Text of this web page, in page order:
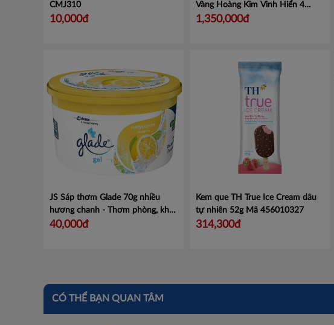
CMJ310
10,000đ
Vàng Hoàng Kim Vinh Hiển 4
bánh x 160g x Trà ô long 50g
1,350,000đ
JS Sáp thơm Glade 70g nhiều
hương chanh - Thơm phòng, khử
mùi - 1 hộp
40,000đ
Kem que TH True Ice Cream dâu
tự nhiên 52g Mã 456010327
314,300đ
CÓ THỂ BẠN QUAN TÂM